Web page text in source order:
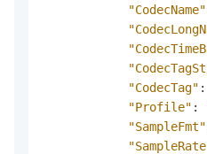
"CodecName"
"CodecTag" :
"Profile" :
"SampleFmt"